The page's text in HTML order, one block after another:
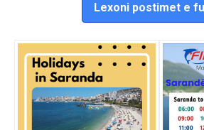
Lexoni postimet e